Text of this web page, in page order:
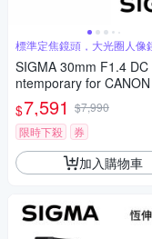
標準定焦鏡頭，大光圈人像
SIGMA 30mm F1.4 DC
ntemporary for
環 (公司貨) 標準大光圈
人像鏡 APS-C 無反微單
鏡頭
$7,591 $7,990
限時下殺
券
加入購物車